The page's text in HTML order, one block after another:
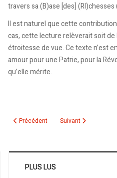
travers sa (B)ase [des]
Il est naturel que cette
cas, cette lecture relèverait soit de
étroitesse de vue. Ce texte n’est
amour pour une Patrie, pour la
qu’elle mérite.
Article précédent : Un petit travail
Précédent Article suivant :
Suivant
PLUS LUS